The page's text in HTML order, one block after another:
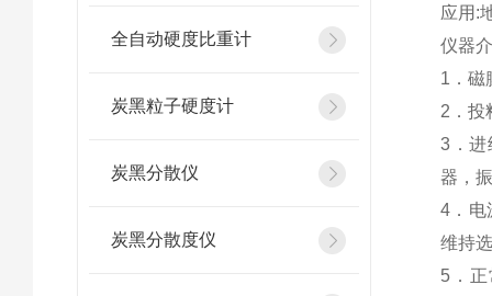
全自动硬度比重计
炭黑粒子硬度计
炭黑分散仪
炭黑分散度仪
应用:
仪器
1．磁
2．投
3．进
器，
4．电
维持
5．